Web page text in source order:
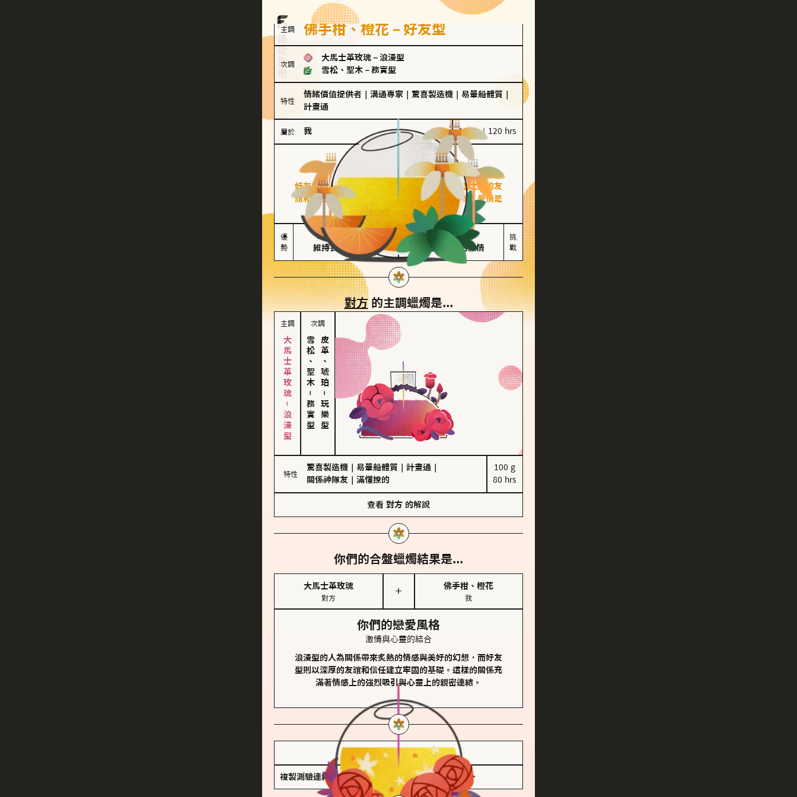
主調 佛手柑、橙花－好友型
次調
大馬士革玫瑰 － 浪漫型
雪松、聖木 － 務實型
特性
情緒價值提供者 溝通專家 驚喜製造機 易暈船體質
計畫通
屬於 我 100 g｜120 hrs
好友型的人喜歡分享生活中的點滴，重視與伴侶之間的友
誼和信任，穩定感是重要的關鍵詞。對他們來說，愛情是
心靈深處的共鳴和理解。
優
勢
擅長聆聽與溝通
維持長期穩定關係
不喜歡變化
缺乏關係中的激情
挑
戰
對方的主調蠟燭是...
主調
大馬士革玫瑰－浪漫型
次調
雪松、聖木
－
務實型
皮革、琥珀
－
玩樂型
特性
驚喜製造機 易暈船體質 計畫通
關係神隊友
滿懂撩的
100 g
80 hrs
查看 對方 的解說
你們的合盤蠟燭結果是...
大馬士革玫瑰
對方
＋
佛手柑、橙花
我
你們的戀愛風格
激情與心靈的結合
浪漫型的人為關係帶來炙熱的情感與美好的幻想，而好友
型則以深厚的友誼和信任建立牢固的基礎。這樣的關係充
滿著情感上的強烈吸引與心靈上的親密連結。
儲存我的結果圖
複製測驗連結 查看香氛類型全解析 >>>